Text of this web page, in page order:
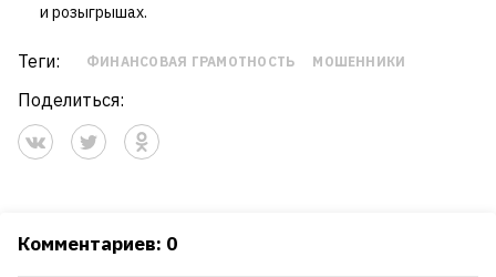
и розыгрышах.
Теги: ФИНАНСОВАЯ ГРАМОТНОСТЬ МОШЕННИКИ
Поделиться:
Комментариев: 0